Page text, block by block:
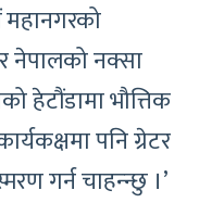
नेपालको नक्सा
हेटौंडामा भौत्तिक
पनि ग्रेटर
गर्न चाहन्न्छु ।’